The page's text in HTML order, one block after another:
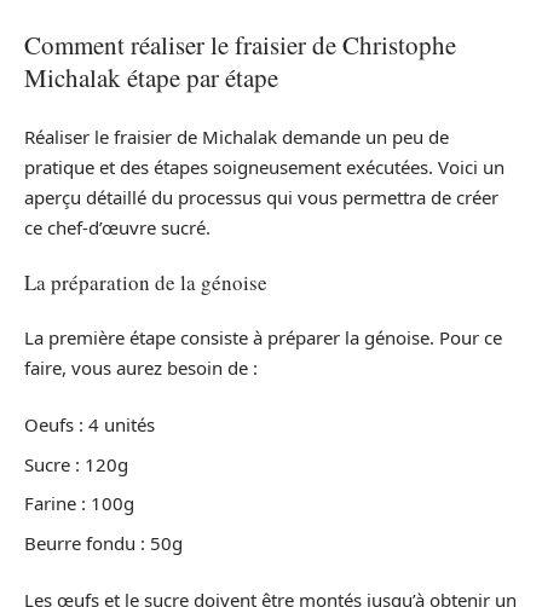
Comment réaliser le fraisier de Christophe
Michalak étape par étape
Réaliser le fraisier de Michalak demande un peu de
pratique et des étapes soigneusement exécutées. Voici un
aperçu détaillé du processus qui vous permettra de créer
ce chef-d’œuvre sucré.
La préparation de la génoise
La première étape consiste à préparer la génoise. Pour ce
faire, vous aurez besoin de :
Oeufs : 4 unités
Sucre : 120g
Farine : 100g
Beurre fondu : 50g
Les œufs et le sucre doivent être montés jusqu’à obtenir un